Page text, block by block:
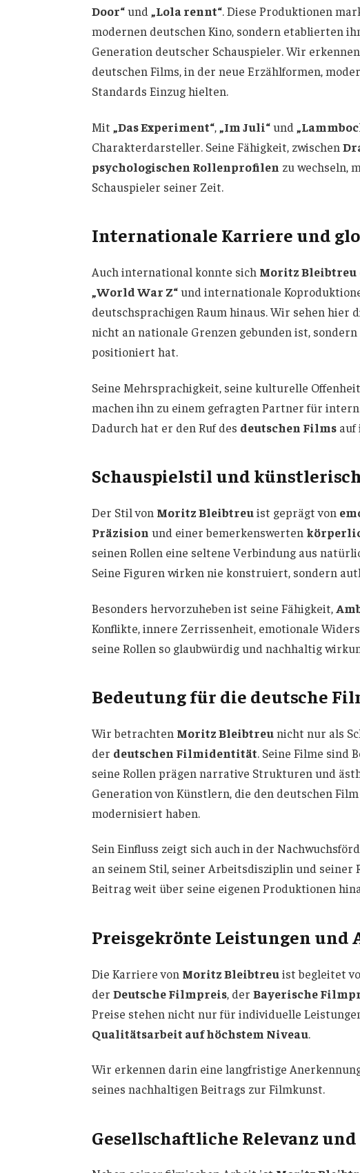
Door“und „Lola rennt“. Diese Produktionen
modernen deutschen Kino, sondern etablierten
Generation deutscher Schauspieler. Wir
deutschen Films, in der neue Erzählformen,
Standards Einzug hielten.
Mit „Das Experiment“,„Im Juli“und
Charakterdarsteller. Seine Fähigkeit, zwischen
psychologischen Rollenprofilen zu wechseln,
Schauspieler seiner Zeit.
Internationale Karriere und
Auch international konnte sich Moritz Bleibtreu
„World War Z“und internationale
deutschsprachigen Raum hinaus. Wir sehen hier
nicht an nationale Grenzen gebunden ist, sondern
positioniert hat.
Seine Mehrsprachigkeit, seine kulturelle
machen ihn zu einem gefragten Partner für
Dadurch hat er den Ruf des deutschen Filmsauf
Schauspielstil und
Der Stil von Moritz Bleibtreuist geprägt von
Präzision und einer bemerkenswerten
seinen Rollen eine seltene Verbindung aus
Seine Figuren wirken nie konstruiert, sondern
Besonders hervorzuheben ist seine Fähigkeit,
Konflikte, innere Zerrissenheit, emotionale
seine Rollen so glaubwürdig und nachhaltig
Bedeutung für die deutsche
Wir betrachten Moritz Bleibtreunicht nur als
der deutschen Filmidentität. Seine Filme sind
seine Rollen prägen narrative Strukturen und
Generation von Künstlern, die den deutschen
modernisiert haben.
Sein Einfluss zeigt sich auch in der
an seinem Stil, seiner Arbeitsdisziplin und
Beitrag weit über seine eigenen Produktionen
Preisgekrönte Leistungen und
Die Karriere von Moritz Bleibtreuist begleitet
der Deutsche Filmpreis, der Bayerische
Preise stehen nicht nur für individuelle
Qualitätsarbeit auf höchstem Niveau.
Wir erkennen darin eine langfristige
seines nachhaltigen Beitrags zur Filmkunst.
Gesellschaftliche Relevanz